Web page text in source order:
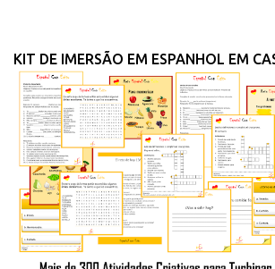
t
á
r
i
o
s
KIT DE IMERSÃO EM ESPANHOL EM